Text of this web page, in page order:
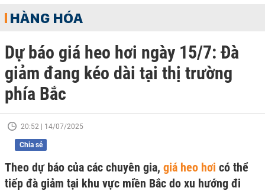
HÀNG HÓA
Dự báo giá heo hơi ngày 15/7: Đà
giảm đang kéo dài tại thị trường
phía Bắc
20:52 | 14/07/2025
Chia sẻ
Theo dự báo của các chuyên gia, giá heo hơi có thể
tiếp đà giảm tại khu vực miền Bắc do xu hướng đi